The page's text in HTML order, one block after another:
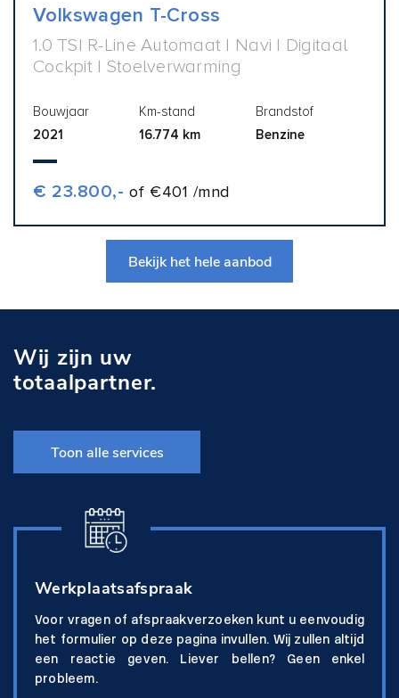
Volkswagen T-Cross
1.0 TSI R-Line Automaat | Navi | Digitaal
Cockpit | Stoelverwarming
Bouwjaar
2021
Km-stand
16.774 km
Brandstof
Benzine
€ 23.800,- of €401 /mnd
Bekijk het hele aanbod
Wij zijn uw
totaalpartner.
Toon alle services
Werkplaatsafspraak
Voor vragen of afspraakverzoeken kunt u eenvoudig
het formulier op deze pagina invullen. Wij zullen altijd
een reactie geven. Liever bellen? Geen enkel
probleem.